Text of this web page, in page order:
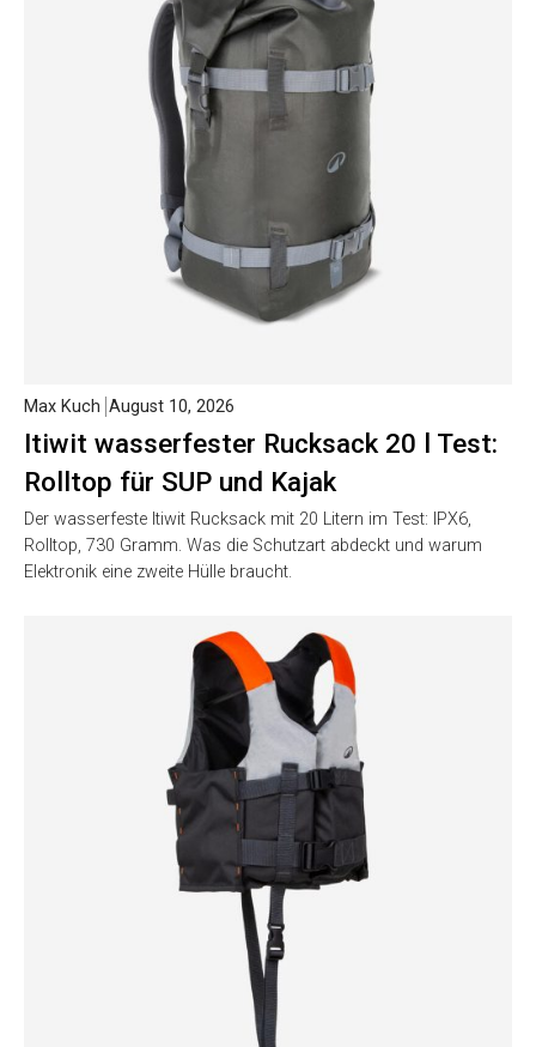
Itiwit wasserfester Rucksack 20 l Test:
Rolltop für SUP und Kajak
Max Kuch August 10, 2026
Der wasserfeste Itiwit Rucksack mit 20 Litern im Test: IPX6,
Rolltop, 730 Gramm. Was die Schutzart abdeckt und warum
Elektronik eine zweite Hülle braucht.